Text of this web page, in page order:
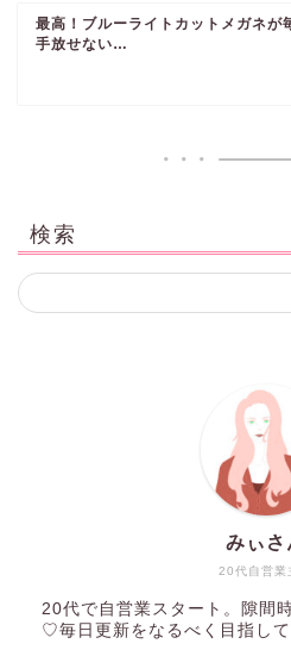
最高！ブルーライトカットメガネが
手放せない…
検索
20代自営業
みぃさ
20代で自営業スタート。隙間
♡毎日更新をなるべく目指して